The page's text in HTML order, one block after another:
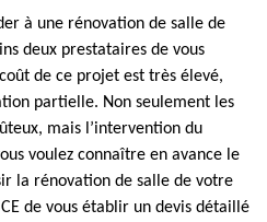
à une rénovation de salle de
deux prestataires de vous
de ce projet est très élevé,
partielle. Non seulement les
mais l’intervention du
voulez connaître en avance le
la rénovation de salle de votre
de vous établir un devis détaillé